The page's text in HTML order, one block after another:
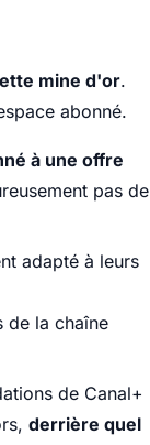
mine d'or.
abonné.
à une offre
pas de
adapté à leurs
de la chaîne
de Canal+
derrière quel